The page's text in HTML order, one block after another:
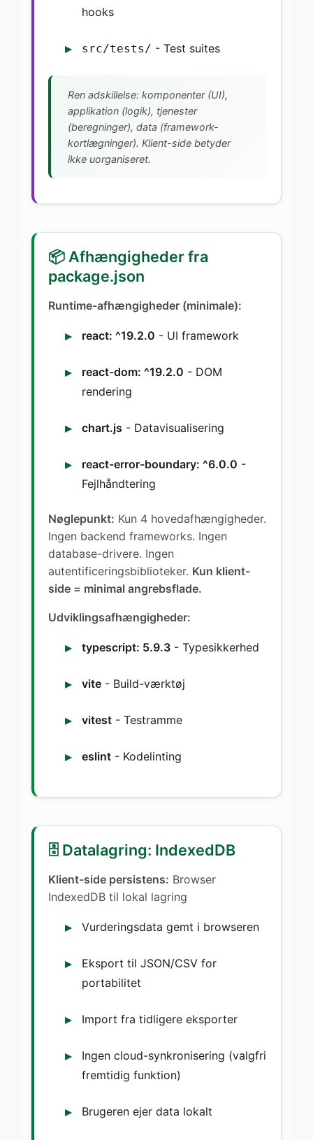
hooks
src/tests/ - Test suites
Ren adskillelse: komponenter (UI),
applikation (logik), tjenester
(beregninger), data (framework-
kortlægninger). Klient-side betyder
ikke uorganiseret.
📦 Afhængigheder fra
package.json
Runtime-afhængigheder (minimale):
react: ^19.2.0 - UI framework
react-dom: ^19.2.0 - DOM
rendering
chart.js - Datavisualisering
react-error-boundary: ^6.0.0 -
Fejlhåndtering
Nøglepunkt: Kun 4 hovedafhængigheder.
Ingen backend frameworks. Ingen
database-drivere. Ingen
autentificeringsbiblioteker. Kun klient-
side = minimal angrebsflade.
Udviklingsafhængigheder:
typescript: 5.9.3 - Typesikkerhed
vite - Build-værktøj
vitest - Testramme
eslint - Kodelinting
🗄️ Datalagring: IndexedDB
Klient-side persistens: Browser
IndexedDB til lokal lagring
Vurderingsdata gemt i browseren
Eksport til JSON/CSV for
portabilitet
Import fra tidligere eksporter
Ingen cloud-synkronisering (valgfri
fremtidig funktion)
Brugeren ejer data lokalt